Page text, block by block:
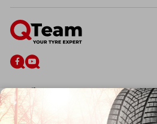
De firma
Wie zijn wij?
Blog